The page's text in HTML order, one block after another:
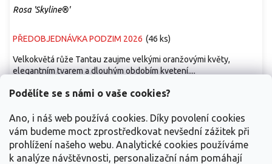
Podělíte se s námi o vaše cookies?
Ano, i náš web používá cookies. Díky povolení cookies
vám budeme moct zprostředkovat nevšední zážitek při
prohlížení našeho webu. Analytické cookies používáme
k analýze návštěvnosti, personalizační nám pomáhají
Rosa 'Skyline®'
PŘEDOBJEDNÁVKA PODZIM 2026 (46 ks)
od299 Kč/ ks
Detail
Velkokvětá růže Tantau zaujme velkými oranžovými květy,
elegantním tvarem a dlouhým obdobím kvetení....